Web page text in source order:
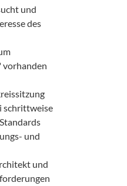
und
des
vorhanden
schrittweise
und
und